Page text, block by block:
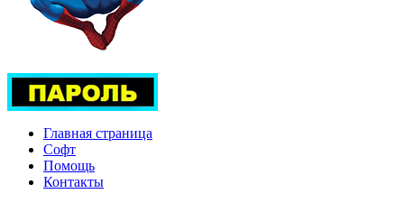
Главная страница
Софт
Помощь
Контакты